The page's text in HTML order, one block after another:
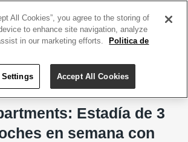
Estadía de 3
en semana con
All Cookies”, you agree to the storing of
to enhance site navigation, analyze
in our marketing efforts.
Politica de
Settings Accept All Cookies